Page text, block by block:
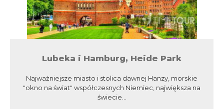
Lubeka i Hamburg, Heide Park
Najważniejsze miasto i stolica dawnej Hanzy, morskie
"okno na świat" współczesnych Niemiec, największa na
świecie...